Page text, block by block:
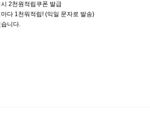
2천원적립쿠폰 발급
다 1천워적립! (익일 문자로 발송)
니다.